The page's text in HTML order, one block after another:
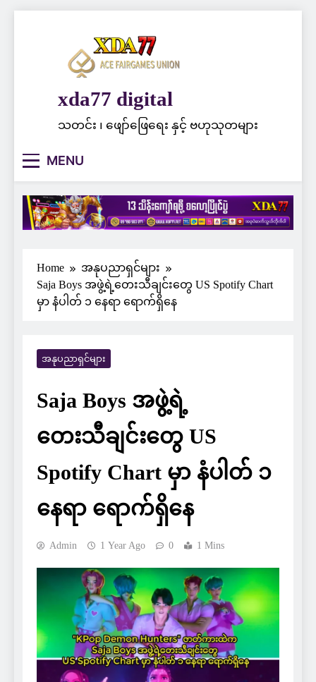
xda77 digital
သတင်း ၊ ဖျော်ဖြေရေး နှင့် ဗဟုသုတများ
MENU
Home
အနုပညာရှင်များ
Saja Boys အဖွဲ့ရဲ့တေးသီချင်းတွေ US Spotify Chart
မှာ နံပါတ် ၁ နေရာ ရောက်ရှိနေ
အနုပညာရှင်များ
Saja Boys အဖွဲ့ရဲ့
တေးသီချင်းတွေ US
Spotify Chart မှာ နံပါတ် ၁
နေရာ ရောက်ရှိနေ
Admin 1 Year Ago 0 1 Mins